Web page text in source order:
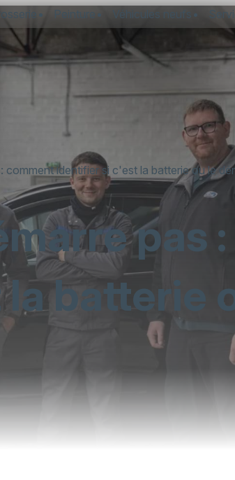
Véhicules neufs
comment identifier si c'est la batterie ou le
pas
batterie